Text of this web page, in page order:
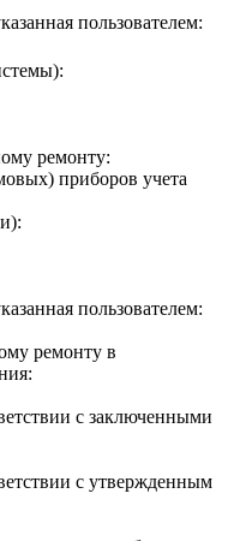
пользователем:
ремонту:
приборов учета
пользователем:
ремонту в
с заключенными
с утвержденным